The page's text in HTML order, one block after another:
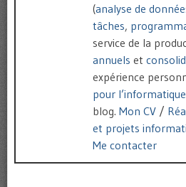
(analyse de
tâches,
service de la
annuels et
expérience
pour l’informatique
blog. Mon CV /
et projets
Me contacter